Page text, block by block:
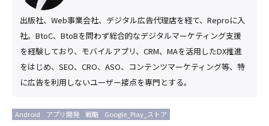
出版社、Web事業会社、デジタル広告代理店を経て、Reproに入
社。BtoC、BtoBを問わず総合的なデジタルマーケティング支援
を経験しており、モバイルアプリ、CRM、MAを活用したDX推進
をはじめ、SEO、CRO、ASO、コンテンツマーケティング等、特
に広告を利用しないユーザー接点を専門とする。
Android アプリ開発 戦略 Google_Play_ストア